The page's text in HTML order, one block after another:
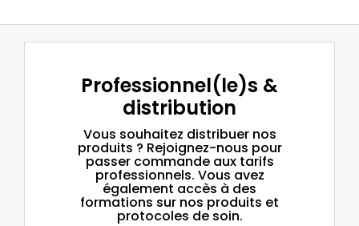
Professionnel(le)s &
distribution
Vous souhaitez distribuer nos
produits ? Rejoignez-nous pour
passer commande aux tarifs
professionnels. Vous avez
également accès à des
formations sur nos produits et
protocoles de soin.